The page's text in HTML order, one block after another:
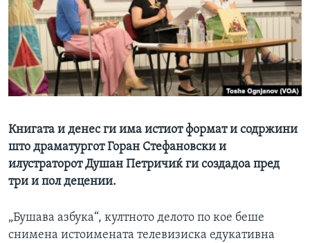
ИНТЕРВЈУА
Јазици
Книгата и денес ги има истиот формат и содржини
што драматургот Горан Стефановски и
илустраторот Душан Петричиќ ги создадоа пред
три и пол децении.
„Бушава азбука“, култното делото по кое беше
снимена истоимената телевизиска едукативна